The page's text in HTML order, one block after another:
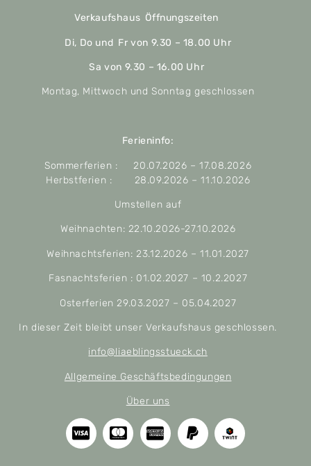
Verkaufshaus Öffnungszeiten
Di, Do und Fr von 9.30 – 18.00 Uhr
Sa von 9.30 – 16.00 Uhr
Montag, Mittwoch und Sonntag geschlossen
Ferieninfo:
Sommerferien : 20.07.2026 – 17.08.2026
Herbstferien : 28.09.2026 – 11.10.2026
Umstellen auf
Weihnachten: 22.10.2026-27.10.2026
Weihnachtsferien: 23.12.2026 – 11.01.2027
Fasnachtsferien : 01.02.2027 – 10.2.2027
Osterferien 29.03.2027 – 05.04.2027
In dieser Zeit bleibt unser Verkaufshaus geschlossen.
info@liaeblingsstueck.ch
Allgemeine Geschäftsbedingungen
Über uns